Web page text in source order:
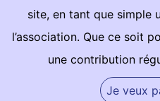
site, en tant que simple
l’association. Que ce soit
une contribution
Je veux